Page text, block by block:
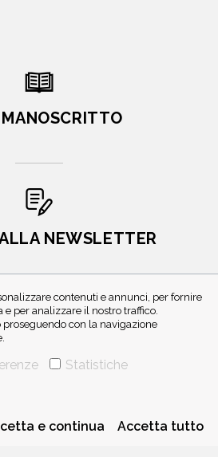
contenuti e annunci, per fornire
per analizzare il nostro traffico.
con la navigazione
Statistiche
e continua Accetta tutto
NEWSLETTER
- FAX0234597206